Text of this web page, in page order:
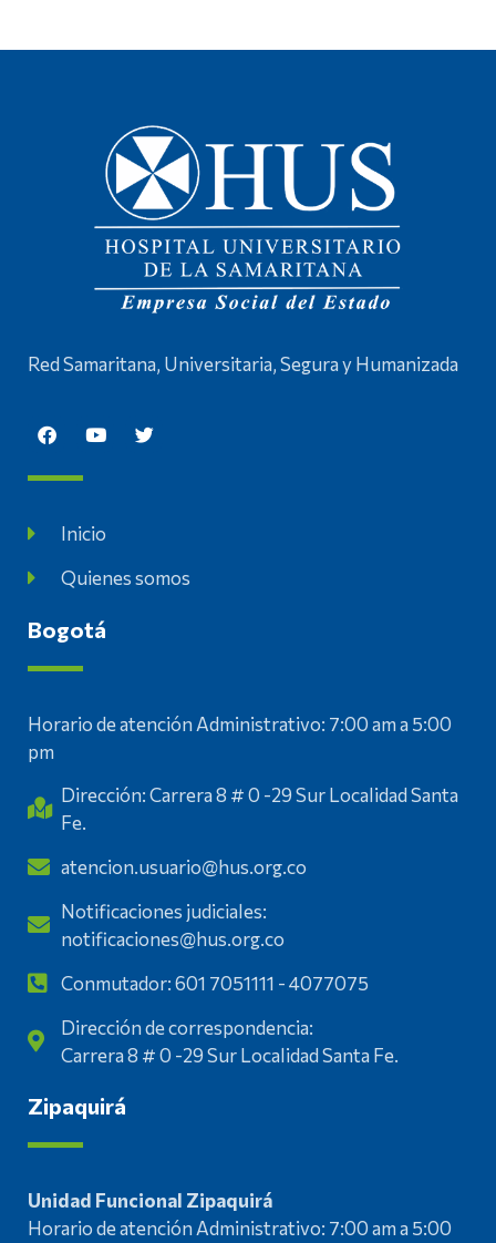
Red Samaritana, Universitaria, Segura y Humanizada
Inicio
Quienes somos
Bogotá
Horario de atención Administrativo: 7:00 am a 5:00
pm
Dirección: Carrera 8 # 0 -29 Sur Localidad Santa
Fe.
atencion.usuario@hus.org.co
Notificaciones judiciales:
notificaciones@hus.org.co
Conmutador: 601 7051111 - 4077075
Dirección de correspondencia:
Carrera 8 # 0 -29 Sur Localidad Santa Fe.
Zipaquirá
Unidad Funcional Zipaquirá
Horario de atención Administrativo: 7:00 am a 5:00